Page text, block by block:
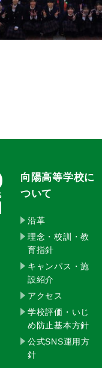
向陽高等学校に
ついて
沿革
理念・校訓・教
育指針
キャンパス・施
設紹介
アクセス
学校評価・いじ
め防止基本方針
公式SNS運用方
針